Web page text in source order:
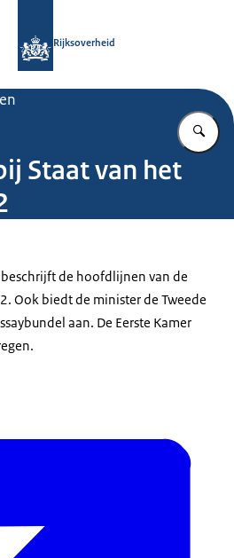
Rijksoverheid
Staat van het
beschrijft de hoofdlijnen van de
Ook biedt de minister de Tweede
aan. De Eerste Kamer